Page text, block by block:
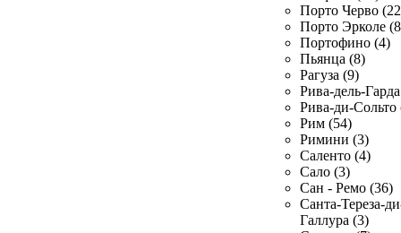
Порто Черво
Порто Эрколе
Портофино (4)
Пьянца (8)
Рагуза (9)
Рива-дель-
Рива-ди-Сольто
Рим (54)
Римини (3)
Саленто (4)
Сало (3)
Сан - Ремо (36)
Санта-Тереза-
Галлура (3)